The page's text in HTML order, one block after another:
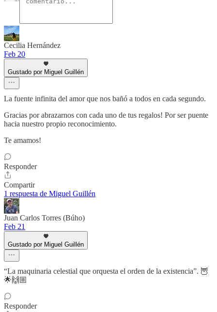
Cecilia Hernández
Feb 20
Gustado por Miguel Guillén
La fuente infinita del amor que nos bañó a todos en cada segundo.
Gracias por abrazarnos con cada uno de tus regalos! Por ser puente
hacia nuestro propio reconocimiento.
Te amamos!
Responder
Compartir
1 respuesta de Miguel Guillén
Juan Carlos Torres (Búho)
Feb 21
Gustado por Miguel Guillén
“La maquinaria celestial que orquesta el orden de la existencia”. 🦉
🌟🙌🏼
Responder